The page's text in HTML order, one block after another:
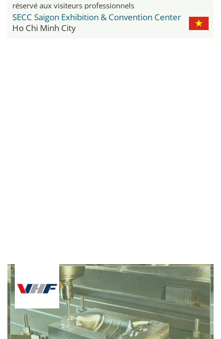
réservé aux visiteurs professionnels
SECC Saigon Exhibition & Convention Center
Ho Chi Minh City